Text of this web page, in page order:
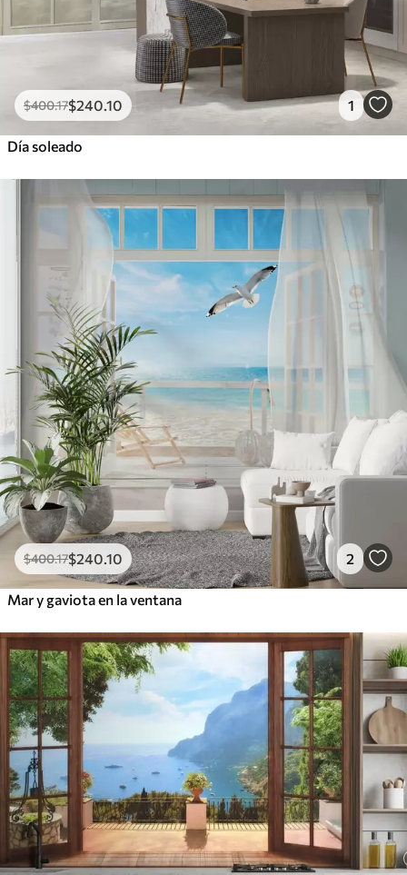
$400.17$240 .10 1
Día soleado
$400.17$240 .10 2
Mar y gaviota en la ventana